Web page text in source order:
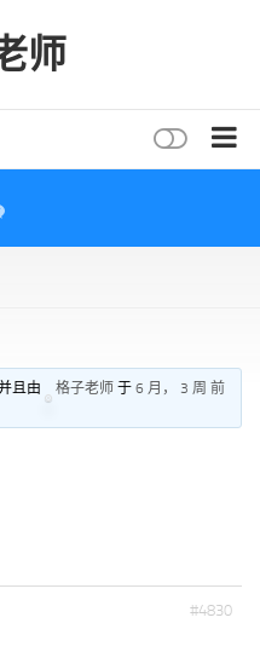
师
且由 格子老师 于6 月， 3 周 前
#4830